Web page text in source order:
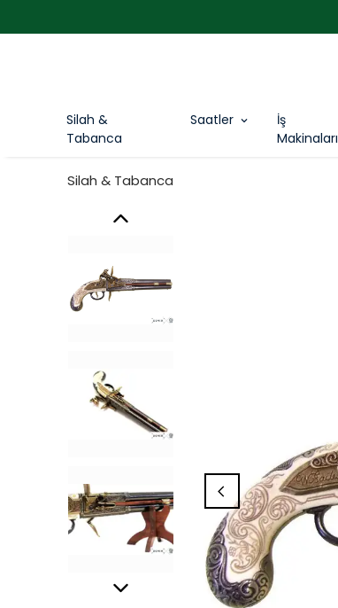
Silah &
Tabanca
Saatler
İş
Makinaları
Silah & Tabanca